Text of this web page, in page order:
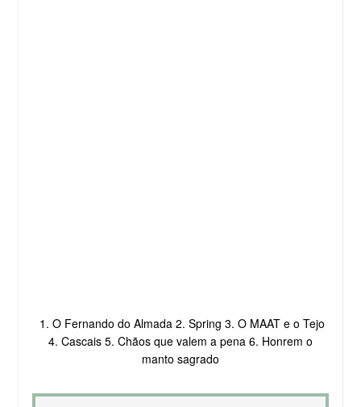
1. O Fernando do Almada 2. Spring 3. O MAAT e o Tejo
4. Cascais 5. Chãos que valem a pena 6. Honrem o
manto sagrado